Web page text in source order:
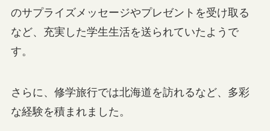
のサプライズメッセージやプレゼントを受け取る
など、充実した学生生活を送られていたようで
す。
さらに、修学旅行では北海道を訪れるなど、多彩
な経験を積まれました。